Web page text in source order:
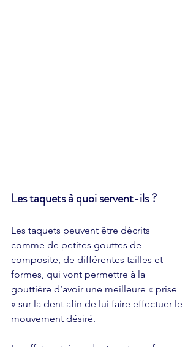
Les taquets à quoi servent-ils ?
Les taquets peuvent être décrits
comme de petites gouttes de
composite, de différentes tailles et
formes, qui vont permettre à la
gouttière d’avoir une meilleure « prise
» sur la dent afin de lui faire effectuer le
mouvement désiré.